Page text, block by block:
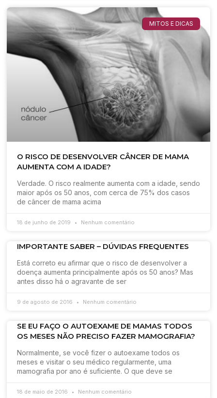
MITOS E DICAS
O RISCO DE DESENVOLVER CÂNCER DE MAMA
AUMENTA COM A IDADE?
Verdade. O risco realmente aumenta com a idade, sendo
maior após os 50 anos, com cerca de 75% dos casos
de câncer de mama acima
18 de junho de 2019 Nenhum comentário
IMPORTANTE SABER – DÚVIDAS FREQUENTES
Está correto eu afirmar que o risco de desenvolver a
doença aumenta principalmente após os 50 anos? Mas
antes disso há o agravante de ser
9 de agosto de 2016 Nenhum comentário
SE EU FAÇO O AUTOEXAME DE MAMAS TODOS
OS MESES NÃO PRECISO FAZER MAMOGRAFIA?
Normalmente, se você fizer o autoexame todos os
meses e visitar o seu médico regularmente, uma
mamografia por ano é suficiente. O que deve se
18 de maio de 2016 Nenhum comentário